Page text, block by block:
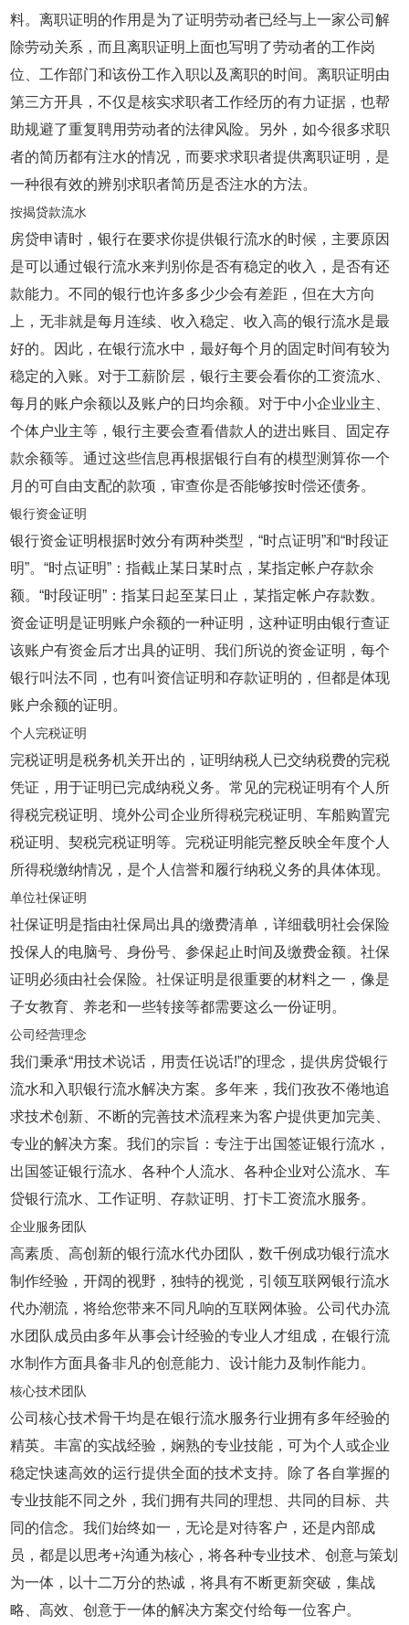
料。离职证明的作用是为了证明劳动者已经与上一家公司解
除劳动关系，而且离职证明上面也写明了劳动者的工作岗
位、工作部门和该份工作入职以及离职的时间。离职证明由
第三方开具，不仅是核实求职者工作经历的有力证据，也帮
助规避了重复聘用劳动者的法律风险。另外，如今很多求职
者的简历都有注水的情况，而要求求职者提供离职证明，是
一种很有效的辨别求职者简历是否注水的方法。
按揭贷款流水
房贷申请时，银行在要求你提供银行流水的时候，主要原因
是可以通过银行流水来判别你是否有稳定的收入，是否有还
款能力。不同的银行也许多多少少会有差距，但在大方向
上，无非就是每月连续、收入稳定、收入高的银行流水是最
好的。因此，在银行流水中，最好每个月的固定时间有较为
稳定的入账。对于工薪阶层，银行主要会看你的工资流水、
每月的账户余额以及账户的日均余额。对于中小企业业主、
个体户业主等，银行主要会查看借款人的进出账目、固定存
款余额等。通过这些信息再根据银行自有的模型测算你一个
月的可自由支配的款项，审查你是否能够按时偿还债务。
银行资金证明
银行资金证明根据时效分有两种类型，“时点证明”和“时段证
明”。“时点证明”：指截止某日某时点，某指定帐户存款余
额。“时段证明”：指某日起至某日止，某指定帐户存款数。
资金证明是证明账户余额的一种证明，这种证明由银行查证
该账户有资金后才出具的证明、我们所说的资金证明，每个
银行叫法不同，也有叫资信证明和存款证明的，但都是体现
账户余额的证明。
个人完税证明
完税证明是税务机关开出的，证明纳税人已交纳税费的完税
凭证，用于证明已完成纳税义务。常见的完税证明有个人所
得税完税证明、境外公司企业所得税完税证明、车船购置完
税证明、契税完税证明等。完税证明能完整反映全年度个人
所得税缴纳情况，是个人信誉和履行纳税义务的具体体现。
单位社保证明
社保证明是指由社保局出具的缴费清单，详细载明社会保险
投保人的电脑号、身份号、参保起止时间及缴费金额。社保
证明必须由社会保险。社保证明是很重要的材料之一，像是
子女教育、养老和一些转接等都需要这么一份证明。
公司经营理念
我们秉承“用技术说话，用责任说话!”的理念，提供房贷银行
流水和入职银行流水解决方案。多年来，我们孜孜不倦地追
求技术创新、不断的完善技术流程来为客户提供更加完美、
专业的解决方案。我们的宗旨：专注于出国签证银行流水，
出国签证银行流水、各种个人流水、各种企业对公流水、车
贷银行流水、工作证明、存款证明、打卡工资流水服务。
企业服务团队
高素质、高创新的银行流水代办团队，数千例成功银行流水
制作经验，开阔的视野，独特的视觉，引领互联网银行流水
代办潮流，将给您带来不同凡响的互联网体验。公司代办流
水团队成员由多年从事会计经验的专业人才组成，在银行流
水制作方面具备非凡的创意能力、设计能力及制作能力。
核心技术团队
公司核心技术骨干均是在银行流水服务行业拥有多年经验的
精英。丰富的实战经验，娴熟的专业技能，可为个人或企业
稳定快速高效的运行提供全面的技术支持。除了各自掌握的
专业技能不同之外，我们拥有共同的理想、共同的目标、共
同的信念。我们始终如一，无论是对待客户，还是内部成
员，都是以思考+沟通为核心，将各种专业技术、创意与策划
为一体，以十二万分的热诚，将具有不断更新突破，集战
略、高效、创意于一体的解决方案交付给每一位客户。